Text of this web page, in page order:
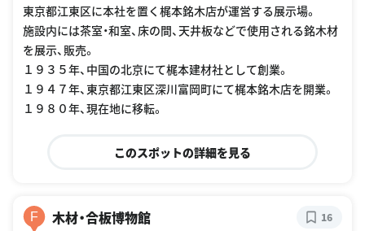
東京都江東区に本社を置く梶本銘木店が運営する展示場。
施設内には茶室・和室、床の間、天井板などで使用される銘木材
を展示、販売。
１９３５年、中国の北京にて梶本建材社として創業。
１９４７年、東京都江東区深川富岡町にて梶本銘木店を開業。
１９８０年、現在地に移転。
このスポットの詳細を見る
F 木材・合板博物館 16